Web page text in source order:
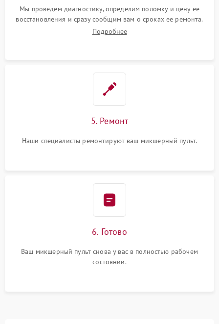
Мы проведем диагностику, определим поломку и цену ее
восстановления и сразу сообщим вам о сроках ее ремонта.
Подробнее
5. Ремонт
Наши специалисты ремонтируют ваш микшерный пульт.
6. Готово
Ваш микшерный пульт снова у вас в полностью рабочем
состоянии.